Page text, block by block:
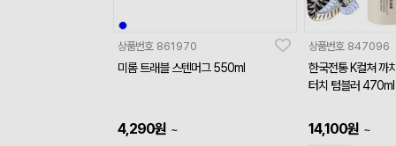
상품번호 861970
미롬 트래블 스텐머그 550ml
4,290원 ~
상품번호 847096
한국전통 K컬쳐 까
터치 텀블러 470ml
14,100원 ~